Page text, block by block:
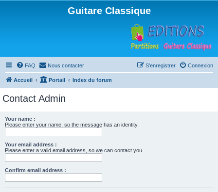
Guitare Classique
FAQ Nous contacter Connexion
S’enregistrer
Accueil Portail Index du forum
Contact Admin
Your name :
Please enter your name, so the message has an identity.
Your email address :
Please enter a valid email address, so we can contact you.
Confirm email address :